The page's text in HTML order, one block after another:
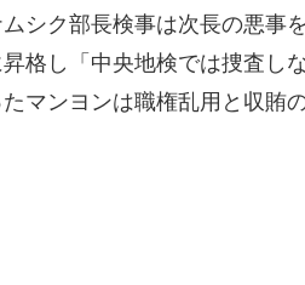
ムシク部長検事は次長の悪事
格し「中央地検では捜査し
マンヨンは職権乱用と収賄